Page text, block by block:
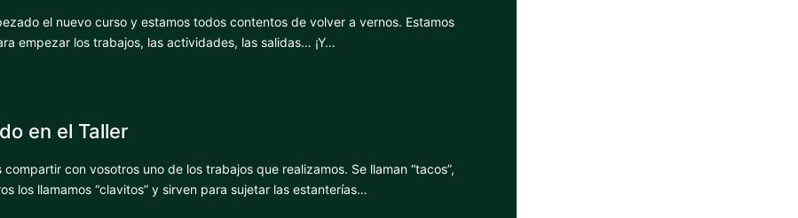
el nuevo curso y estamos todos contentos de volver a vernos. Estamos
empezar los trabajos, las actividades, las salidas… ¡Y…
en el Taller
compartir con vosotros uno de los trabajos que realizamos. Se llaman “tacos”,
los llamamos “clavitos” y sirven para sujetar las estanterías…